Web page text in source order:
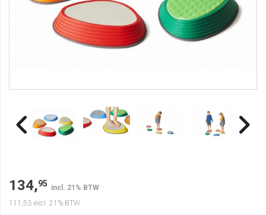
134,95 incl. 21% BTW
111,53 excl. 21% BTW